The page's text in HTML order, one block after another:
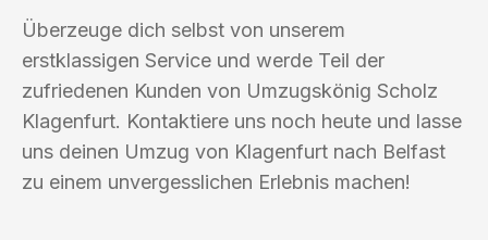
Überzeuge dich selbst von unserem
erstklassigen Service und werde Teil der
zufriedenen Kunden von Umzugskönig Scholz
Klagenfurt. Kontaktiere uns noch heute und lasse
uns deinen Umzug von Klagenfurt nach Belfast
zu einem unvergesslichen Erlebnis machen!